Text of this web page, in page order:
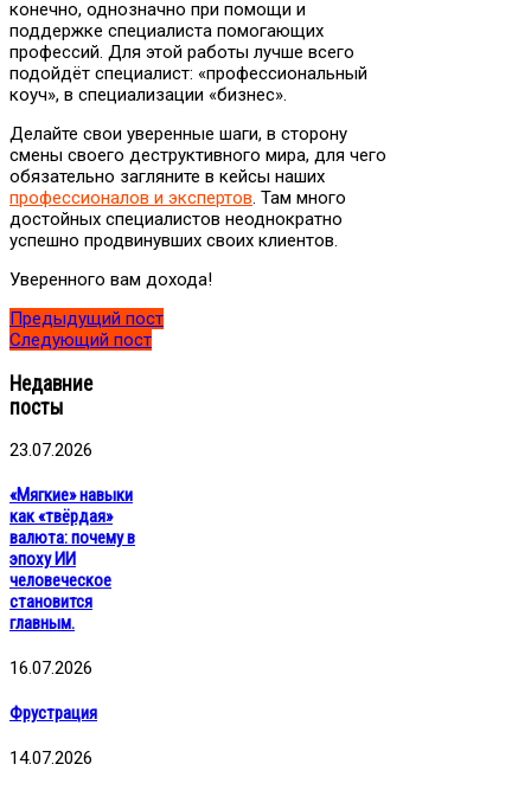
конечно, однозначно при помощи и
поддержке специалиста помогающих
профессий. Для этой работы лучше всего
подойдёт специалист: «профессиональный
коуч», в специализации «бизнес».
Делайте свои уверенные шаги, в сторону
смены своего деструктивного мира, для чего
обязательно загляните в кейсы наших
профессионалов и экспертов. Там много
достойных специалистов неоднократно
успешно продвинувших своих клиентов.
Уверенного вам дохода!
Предыдущий пост
Следующий пост
Недавние
посты
23.07.2026
«Мягкие» навыки
как «твёрдая»
валюта: почему в
эпоху ИИ
человеческое
становится
главным.
16.07.2026
Фрустрация
14.07.2026